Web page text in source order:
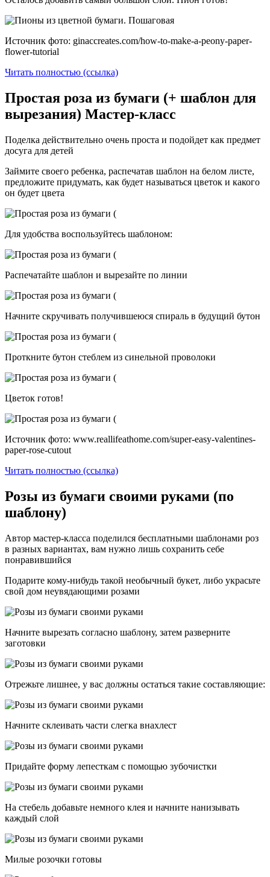
Источник фото: ginaccreates.com/how-to-make-a-peony-paper-
flower-tutorial
Читать полностью (ссылка)
Простая роза из бумаги (+ шаблон для
вырезания) Мастер-класс
Поделка действительно очень проста и подойдет как предмет
досуга для детей
Займите своего ребенка, распечатав шаблон на белом листе,
предложите придумать, как будет называться цветок и какого
он будет цвета
Для удобства воспользуйтесь шаблоном:
Распечатайте шаблон и вырезайте по линии
Начните скручивать получившеюся спираль в будущий бутон
Проткните бутон стеблем из синельной проволоки
Цветок готов!
Источник фото: www.reallifeathome.com/super-easy-valentines-
paper-rose-cutout
Читать полностью (ссылка)
Розы из бумаги своими руками (по
шаблону)
Автор мастер-класса поделился бесплатными шаблонами роз
в разных вариантах, вам нужно лишь сохранить себе
понравившийся
Подарите кому-нибудь такой необычный букет, либо украсьте
свой дом неувядающими розами
Начните вырезать согласно шаблону, затем разверните
заготовки
Отрежьте лишнее, у вас должны остаться такие составляющие:
Начните склеивать части слегка внахлест
Придайте форму лепесткам с помощью зубочистки
На стебель добавьте немного клея и начните нанизывать
каждый слой
Милые розочки готовы